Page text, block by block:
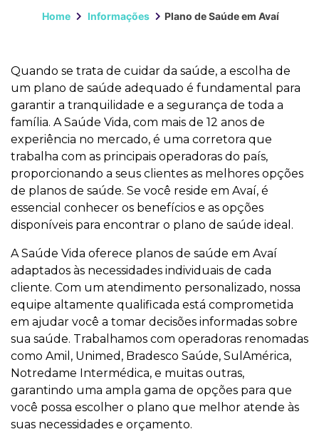
Home Informações Plano de Saúde em Avaí
Quando se trata de cuidar da saúde, a escolha de
um plano de saúde adequado é fundamental para
garantir a tranquilidade e a segurança de toda a
família. A Saúde Vida, com mais de 12 anos de
experiência no mercado, é uma corretora que
trabalha com as principais operadoras do país,
proporcionando a seus clientes as melhores opções
de planos de saúde. Se você reside em Avaí, é
essencial conhecer os benefícios e as opções
disponíveis para encontrar o plano de saúde ideal.
A Saúde Vida oferece planos de saúde em Avaí
adaptados às necessidades individuais de cada
cliente. Com um atendimento personalizado, nossa
equipe altamente qualificada está comprometida
em ajudar você a tomar decisões informadas sobre
sua saúde. Trabalhamos com operadoras renomadas
como Amil, Unimed, Bradesco Saúde, SulAmérica,
Notredame Intermédica, e muitas outras,
garantindo uma ampla gama de opções para que
você possa escolher o plano que melhor atende às
suas necessidades e orçamento.